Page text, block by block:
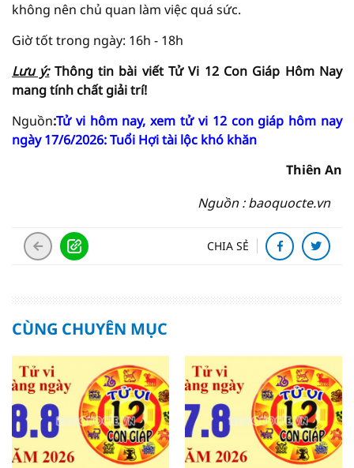
không nên chủ quan làm việc quá sức.
Giờ tốt trong ngày: 16h - 18h
Lưu ý: Thông tin bài viếtTử Vi 12 Con Giáp Hôm Nay
mang tính chất giảitrí!
Nguồn:Tử vi hôm nay, xem tử vi 12 con giáp hôm nay
ngày 17/6/2026: Tuổi Hợi tài lộc khó khăn
Thiên An
Nguồn : baoquocte.vn
CHIA SẺ
CÙNG CHUYÊN MỤC